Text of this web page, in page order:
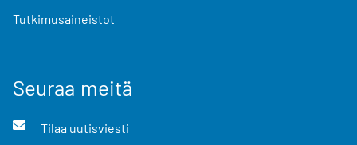
Tutkimusaineistot
Seuraa meitä
Tilaa uutisviesti